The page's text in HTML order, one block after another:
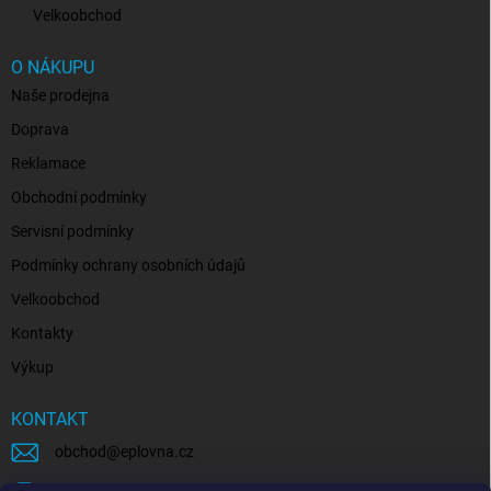
Velkoobchod
O NÁKUPU
Naše prodejna
Doprava
Reklamace
Obchodní podmínky
Servisní podmínky
Podmínky ochrany osobních údajů
Velkoobchod
Kontakty
Výkup
KONTAKT
obchod @eplovna.cz